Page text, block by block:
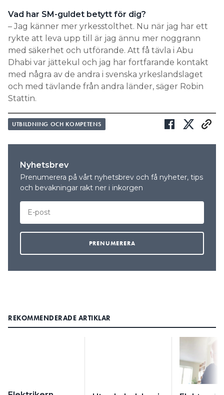
Vad har SM-guldet betytt för dig?
– Jag känner mer yrkesstolthet. Nu när jag har ett
rykte att leva upp till är jag ännu mer noggrann
med säkerhet och utförande. Att få tävla i Abu
Dhabi var jättekul och jag har fortfarande kontakt
med några av de andra i svenska yrkeslandslaget
och med tävlande från andra länder, säger Robin
Stattin.
UTBILDNING OCH KOMPETENS
Nyhetsbrev
Prenumerera på vårt nyhetsbrev och få nyheter, tips
och bevakningar rakt ner i inkorgen
REKOMMENDERADE ARTIKLAR